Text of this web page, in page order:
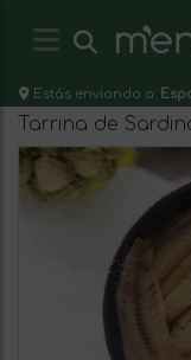
Estás enviando a:
Tarrina de